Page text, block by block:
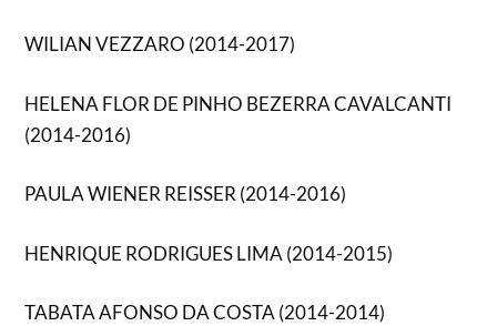
WILIAN VEZZARO (2014-2017)
HELENA FLOR DE PINHO BEZERRA CAVALCANTI
(2014-2016)
PAULA WIENER REISSER (2014-2016)
HENRIQUE RODRIGUES LIMA (2014-2015)
TABATA AFONSO DA COSTA (2014-2014)